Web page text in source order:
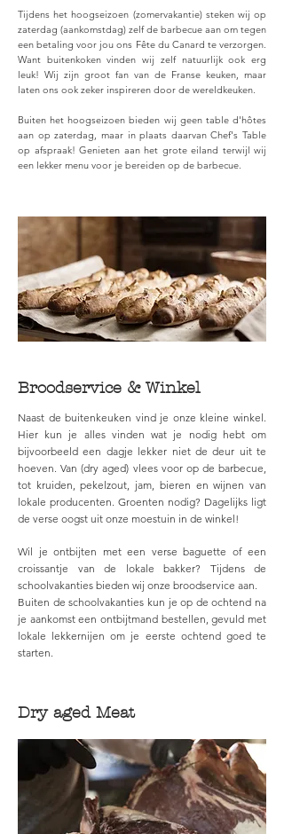
Tijdens het hoogseizoen (zomervakantie) steken wij op
zaterdag (aankomstdag) zelf de barbecue aan om tegen
een betaling voor jou ons Fête du Canard te verzorgen.
Want buitenkoken vinden wij zelf natuurlijk ook erg
leuk! Wij zijn groot fan van de Franse keuken, maar
laten ons ook zeker inspireren door de wereldkeuken.
Buiten het hoogseizoen bieden wij geen table d'hôtes
aan op zaterdag, maar in plaats daarvan Chef's Table
op afspraak! Genieten aan het grote eiland terwijl wij
een lekker menu voor je bereiden op de barbecue.
Broodservice & Winkel
Naast de buitenkeuken vind je onze kleine winkel.
Hier kun je alles vinden wat je nodig hebt om
bijvoorbeeld een dagje lekker niet de deur uit te
hoeven. Van (dry aged) vlees voor op de barbecue,
tot kruiden, pekelzout, jam, bieren en wijnen van
lokale producenten. Groenten nodig? Dagelijks ligt
de verse oogst uit onze moestuin in de winkel!
Wil je ontbijten met een verse baguette of een
croissantje van de lokale bakker? Tijdens de
schoolvakanties bieden wij onze broodservice aan.
Buiten de schoolvakanties kun je op de ochtend na
je aankomst een ontbijtmand bestellen, gevuld met
lokale lekkernijen om je eerste ochtend goed te
starten.
Dry aged Meat